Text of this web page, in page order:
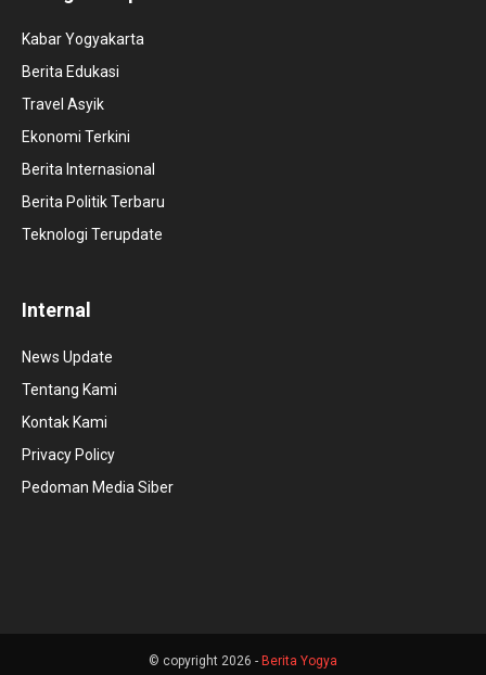
Kabar Yogyakarta
Berita Edukasi
Travel Asyik
Ekonomi Terkini
Berita Internasional
Berita Politik Terbaru
Teknologi Terupdate
Internal
News Update
Tentang Kami
Kontak Kami
Privacy Policy
Pedoman Media Siber
© copyright 2026 - Berita Yogya